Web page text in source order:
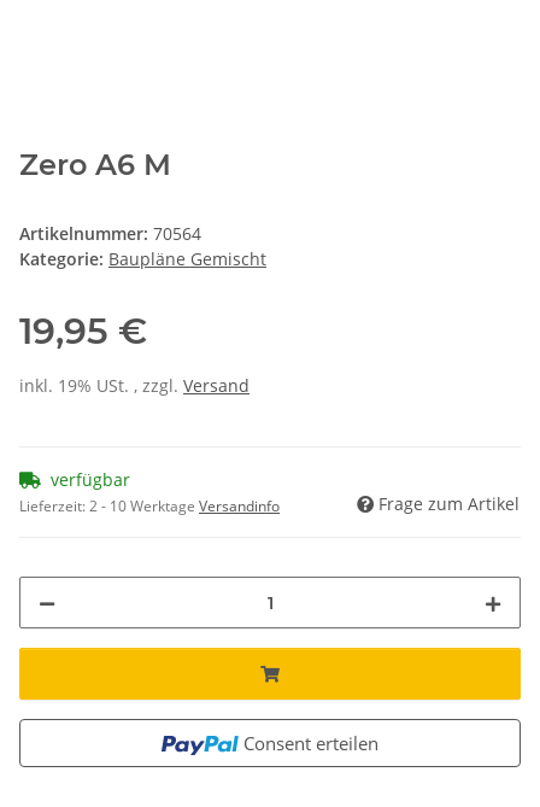
Zero A6 M
Artikelnummer: 70564
Kategorie: Baupläne Gemischt
19,95 €
inkl. 19% USt. , zzgl. Versand
verfügbar
Lieferzeit:2 - 10 Werktage Versandinfo Frage zum Artikel
Consent erteilen